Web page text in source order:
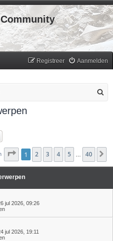
Aanmelden
Registreer
Pagina1 van 40
1 2 3 4 5 40
jul 2026, 09:26
jul 2026, 19:11